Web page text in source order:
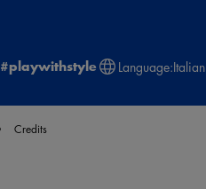
#playwithstyle Language:Italian
Credits